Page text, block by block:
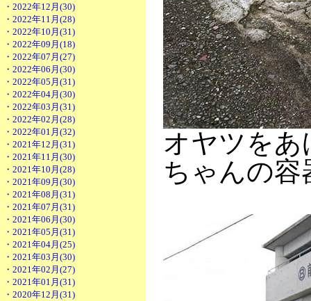
・2022年12月(30)
・2022年11月(28)
・2022年10月(31)
・2022年09月(18)
・2022年07月(27)
・2022年06月(30)
・2022年05月(31)
・2022年04月(30)
・2022年03月(31)
・2022年02月(28)
・2022年01月(32)
・2021年12月(31)
・2021年11月(30)
・2021年10月(28)
・2021年09月(30)
・2021年08月(31)
・2021年07月(31)
・2021年06月(30)
・2021年05月(31)
・2021年04月(25)
・2021年03月(30)
・2021年02月(27)
・2021年01月(31)
・2020年12月(31)
オヤツを
ちゃんの容